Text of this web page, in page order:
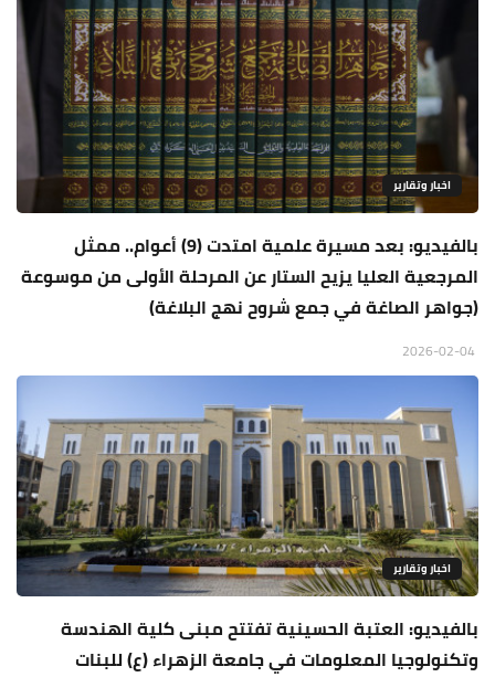
اخبار وتقارير
بالفيديو: بعد مسيرة علمية امتدت (9) أعوام.. ممثل
المرجعية العليا يزيح الستار عن المرحلة الأولى من موسوعة
(جواهر الصاغة في جمع شروح نهج البلاغة)
اخبار وتقارير
بالفيديو: العتبة الحسينية تفتتح مبنى كلية الهندسة
وتكنولوجيا المعلومات في جامعة الزهراء (ع) للبنات